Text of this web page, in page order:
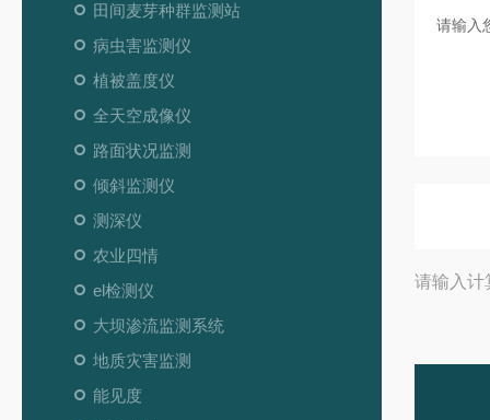
田间麦芽种群监测站
病虫害监测仪
植被盖度仪
全天空成像仪
路面状况监测
倾斜监测仪
测深仪
农业四情
el检测仪
大坝渗流监测系统
地质灾害监测
能见度
请输入计